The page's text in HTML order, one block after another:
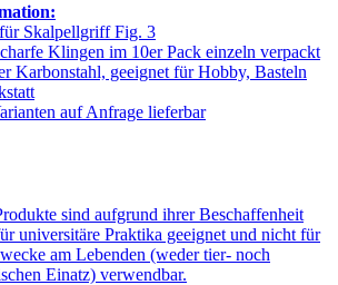
für Skalpellgriff Fig. 3
Klingen im 10er Pack einzeln verpackt
Karbonstahl, geeignet für Hobby, Basteln
auf Anfrage lieferbar
sind aufgrund ihrer Beschaffenheit
universitäre Praktika geeignet und nicht für
am Lebenden (weder tier- noch
Einatz) verwendbar.